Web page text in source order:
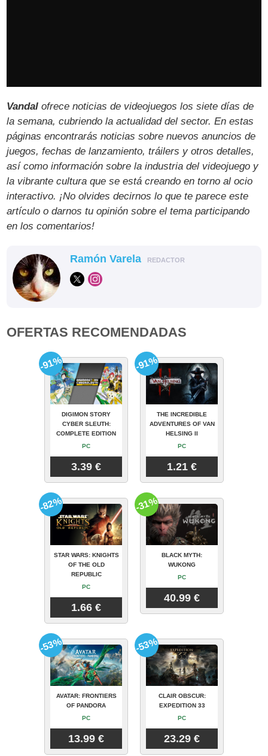
Vandal ofrece noticias de videojuegos los siete días de
la semana, cubriendo la actualidad del sector. En estas
páginas encontrarás noticias sobre nuevos anuncios de
juegos, fechas de lanzamiento, tráilers y otros detalles,
así como información sobre la industria del videojuego y
la vibrante cultura que se está creando en torno al ocio
interactivo. ¡No olvides decirnos lo que te parece este
artículo o darnos tu opinión sobre el tema participando
en los comentarios!
Ramón Varela REDACTOR
OFERTAS RECOMENDADAS
DIGIMON STORY
CYBER SLEUTH:
COMPLETE EDITION
PC
3.39 €
-91%
THE INCREDIBLE
ADVENTURES OF VAN
HELSING II
PC
1.21 €
-91%
STAR WARS: KNIGHTS
OF THE OLD
REPUBLIC
PC
1.66 €
-82%
BLACK MYTH:
WUKONG
PC
40.99 €
-31%
AVATAR: FRONTIERS
OF PANDORA
PC
13.99 €
-53%
CLAIR OBSCUR:
EXPEDITION 33
PC
23.29 €
-53%